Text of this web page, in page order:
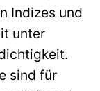
Indizes und
unter
sind für